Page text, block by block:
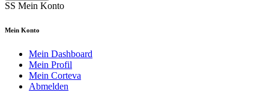
SS Mein Konto
Mein Konto
Mein Dashboard
Mein Profil
Mein Corteva
Abmelden